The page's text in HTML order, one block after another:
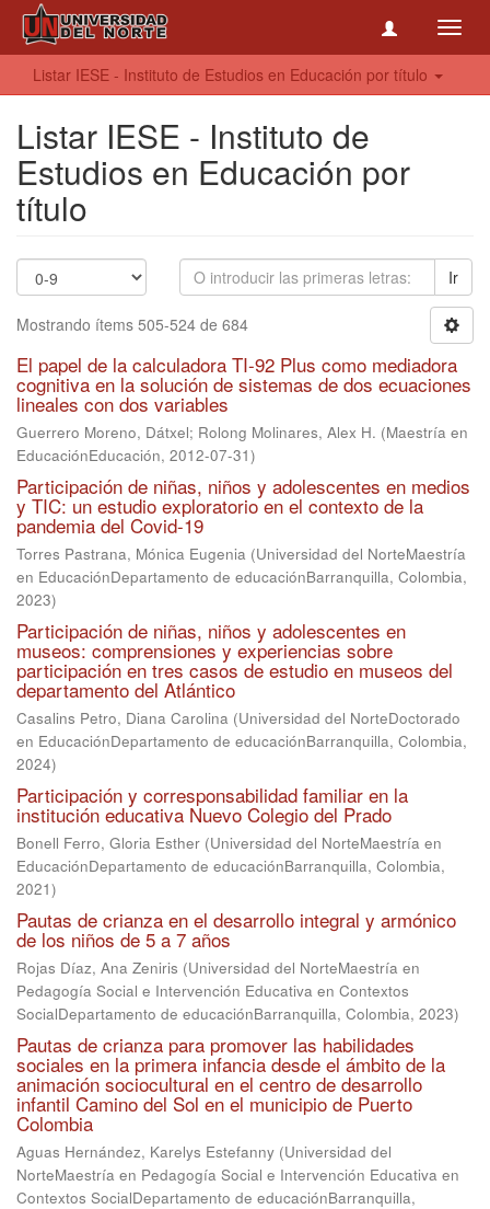
Listar IESE - Instituto de Estudios en Educación por título
Listar IESE - Instituto de
Estudios en Educación por
título
Ir
Mostrando ítems 505-524 de 684
El papel de la calculadora TI-92 Plus como mediadora
cognitiva en la solución de sistemas de dos ecuaciones
lineales con dos variables
Guerrero Moreno, Dátxel; Rolong Molinares, Alex H. (Maestría en
EducaciónEducación, 2012-07-31)
Participación de niñas, niños y adolescentes en medios
y TIC: un estudio exploratorio en el contexto de la
pandemia del Covid-19
Torres Pastrana, Mónica Eugenia (Universidad del NorteMaestría
en EducaciónDepartamento de educaciónBarranquilla, Colombia,
2023)
Participación de niñas, niños y adolescentes en
museos: comprensiones y experiencias sobre
participación en tres casos de estudio en museos del
departamento del Atlántico
Casalins Petro, Diana Carolina (Universidad del NorteDoctorado
en EducaciónDepartamento de educaciónBarranquilla, Colombia,
2024)
Participación y corresponsabilidad familiar en la
institución educativa Nuevo Colegio del Prado
Bonell Ferro, Gloria Esther (Universidad del NorteMaestría en
EducaciónDepartamento de educaciónBarranquilla, Colombia,
2021)
Pautas de crianza en el desarrollo integral y armónico
de los niños de 5 a 7 años
Rojas Díaz, Ana Zeniris (Universidad del NorteMaestría en
Pedagogía Social e Intervención Educativa en Contextos
SocialDepartamento de educaciónBarranquilla, Colombia, 2023)
Pautas de crianza para promover las habilidades
sociales en la primera infancia desde el ámbito de la
animación sociocultural en el centro de desarrollo
infantil Camino del Sol en el municipio de Puerto
Colombia
Aguas Hernández, Karelys Estefanny (Universidad del
NorteMaestría en Pedagogía Social e Intervención Educativa en
Contextos SocialDepartamento de educaciónBarranquilla,